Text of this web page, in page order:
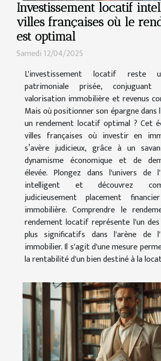
Investissement locatif
villes françaises où le
est optimal
Samedi 12/04/2025
L'investissement locatif reste
patrimoniale prisée,
valorisation immobilière et revenus
Mais où positionner son épargne dans
un rendement locatif optimal ? Cet
villes françaises où investir en
s’avère judicieux, grâce à un
dynamisme économique et de
élevée. Plongez dans l'univers de
intelligent et découvrez
judicieusement placement
immobilière. Comprendre le
rendement locatif représente l'un
plus significatifs dans l'arène de
immobilier. Il s'agit d'une mesure
la rentabilité d'un bien destiné à la